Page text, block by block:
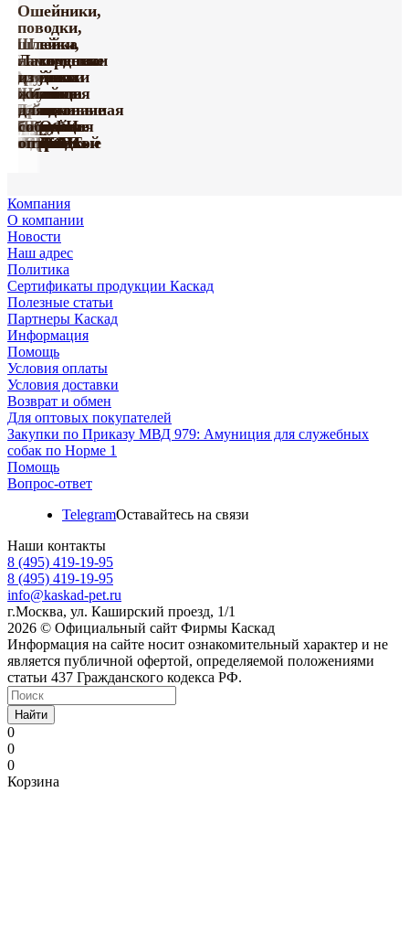
Игрушки
из винила
серии
Happy
Farm
Тактические
ошейники
для
собак
серии
«ПРОФИ»
Ошейники
кожаные
серия
«Де
Люкс»
Поводки
усиленные
капроновые
Груминг
«Марли»
Игрушки
«Марли»
Амуниция
с
мягкой
подкладкой
Принтованная
коллекция
«УРБАН»
Шлейки
нейлоновые
с грудью
«СПОРТ»
Шлейка
с
грудью
для
собак
ПРОФИ
оптом
Ошейники,
поводки,
шлейки,
намордники
для
собак
из
биотана
оптом
Лакомства
из
жил
для
собак
оптом
Компания
О компании
Новости
Наш адрес
Политика
Сертификаты продукции Каскад
Полезные статьи
Партнеры Каскад
Информация
Помощь
Условия оплаты
Условия доставки
Возврат и обмен
Для оптовых покупателей
Закупки по Приказу МВД 979: Амуниция для служебных
собак по Норме 1
Помощь
Вопрос-ответ
TelegramОставайтесь на связи
Наши контакты
8 (495) 419-19-95
8 (495) 419-19-95
info@kaskad-pet.ru
г.Москва, ул. Каширский проезд, 1/1
2026 © Официальный сайт Фирмы Каскад
Информация на сайте носит ознакомительный характер и не
является публичной офертой, определяемой положениями
статьи 437 Гражданского кодекса РФ.
Найти
0
0
0
Корзина